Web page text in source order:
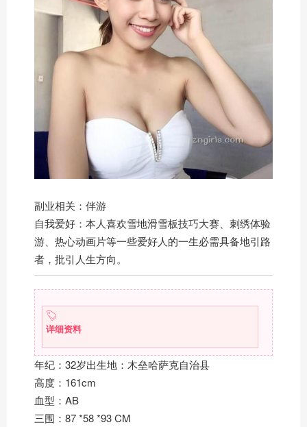
副业相关：伴游
自我爱好：本人喜欢雪地滑雪板技巧大赛、刺绣体验
游、热心动画片等一些爱好人的一生必需具备地引路
者，批引人生方向。
详细资料
年纪：32岁出生地：木垒哈萨克自治县
高度：161cm
血型：AB
三围：87 *58 *93 CM